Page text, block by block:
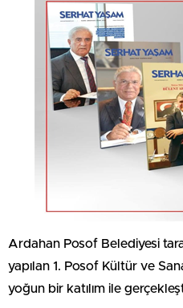
Ardahan Posof Belediyesi
yapılan 1. Posof Kültür ve
yoğun bir katılım ile